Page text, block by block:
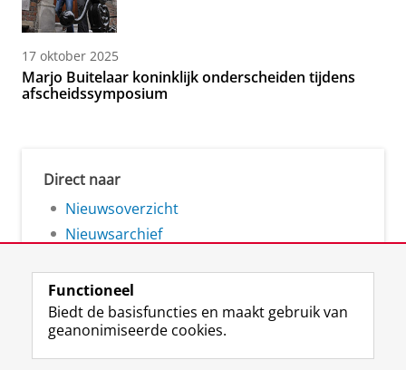
17 oktober 2025
Marjo Buitelaar koninklijk onderscheiden tijdens
afscheidssymposium
Direct naar
Nieuwsoverzicht
Nieuwsarchief
Volg de RUG
F
L
R I
Y
Functioneel
Biedt de basisfuncties en maakt gebruik van
geanonimiseerde cookies.